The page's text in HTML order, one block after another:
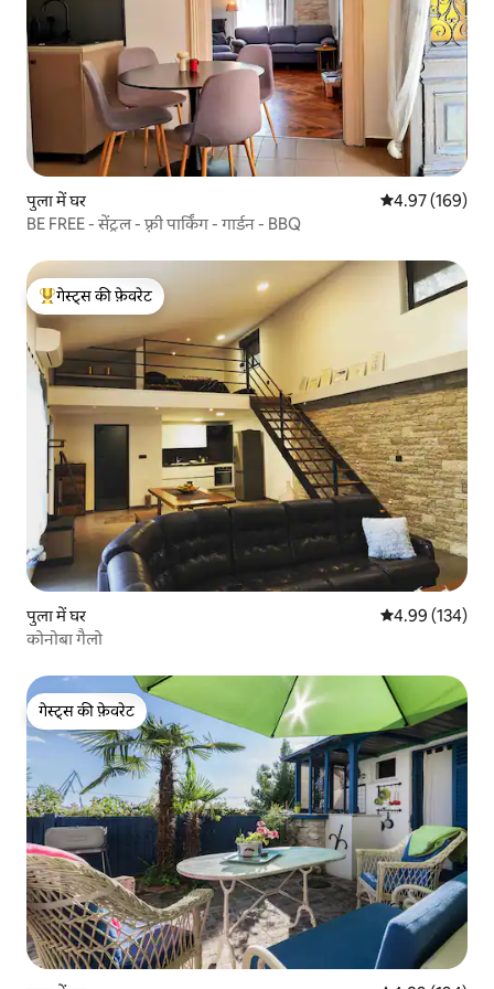
पुला में घर औसत रेटिंग 5 में से
4.97 (169)
BE FREE - सेंट्रल - फ़्री पार्किंग - गार्डन - BBQ
गेस्ट्स का टॉप फ़ेवरेट
गेस्ट्स की फ़ेवरेट
पुला में घर औसत रेटिंग 5 में से
4.99 (134)
कोनोबा गैलो
गेस्ट्स की फ़ेवरेट
गेस्ट्स की फ़ेवरेट